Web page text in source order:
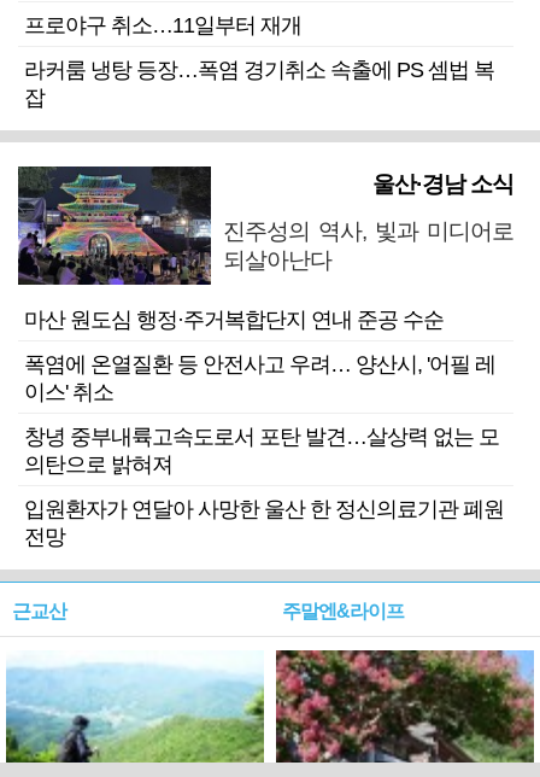
프로야구 취소…11일부터 재개
라커룸 냉탕 등장…폭염 경기취소 속출에 PS 셈법 복
잡
울산·경남 소식
진주성의 역사, 빛과 미디어로
되살아난다
마산 원도심 행정·주거복합단지 연내 준공 수순
폭염에 온열질환 등 안전사고 우려… 양산시, '어필 레
이스' 취소
창녕 중부내륙고속도로서 포탄 발견…살상력 없는 모
의탄으로 밝혀져
입원환자가 연달아 사망한 울산 한 정신의료기관 폐원
전망
근교산 주말엔&라이프